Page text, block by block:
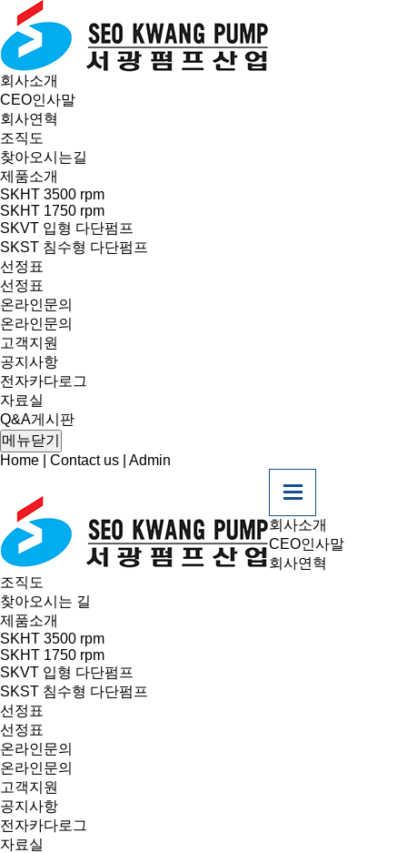
회사소개
CEO인사말
회사연혁
조직도
찾아오시는길
제품소개
SKHT 3500 rpm
SKHT 1750 rpm
SKVT 입형 다단펌프
SKST 침수형 다단펌프
선정표
선정표
온라인문의
온라인문의
고객지원
공지사항
전자카다로그
자료실
Q&A게시판
메뉴닫기
Home
Contact us Admin
회사소개
CEO인사말
회사연혁
조직도
찾아오시는 길
제품소개
SKHT 3500 rpm
SKHT 1750 rpm
SKVT 입형 다단펌프
SKST 침수형 다단펌프
선정표
선정표
온라인문의
온라인문의
고객지원
공지사항
전자카다로그
자료실